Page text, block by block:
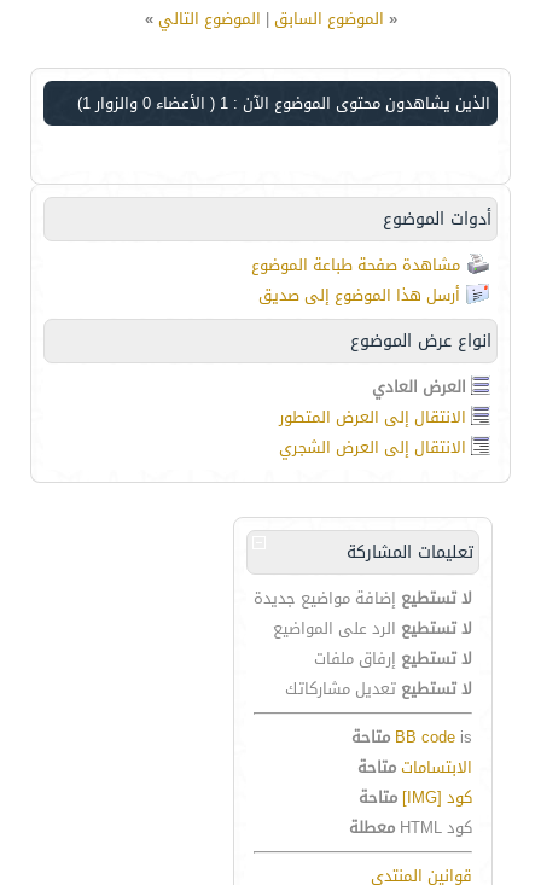
« الموضوع السابق| الموضوع التالي»
الذين يشاهدون محتوى الموضوع الآن : 1 ( الأعضاء 0 والزوار 1)
أدوات الموضوع
مشاهدة صفحة طباعة الموضوع
أرسل هذا الموضوع إلى صديق
انواع عرض الموضوع
العرض العادي
الانتقال إلى العرض المتطور
الانتقال إلى العرض الشجري
تعليمات المشاركة
لا تستطيع إضافة مواضيع جديدة
لا تستطيع الرد على المواضيع
لا تستطيع إرفاق ملفات
لا تستطيع تعديل مشاركاتك
BB code is
متاحة
الابتساماتمتاحة
كود [IMG]
متاحة
كود HTML
معطلة
قوانين المنتدى